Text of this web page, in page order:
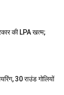
की LPA खत्म;
30 राउंड गोलियों